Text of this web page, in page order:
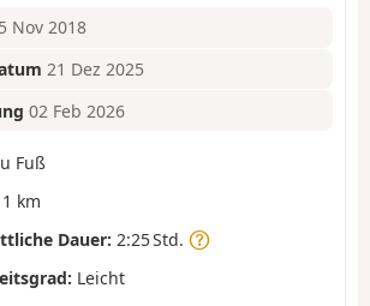
Nov 2018
21 Dez 2025
02 Feb 2026
Fuß
km
Dauer: 2:25 Std.
Leicht